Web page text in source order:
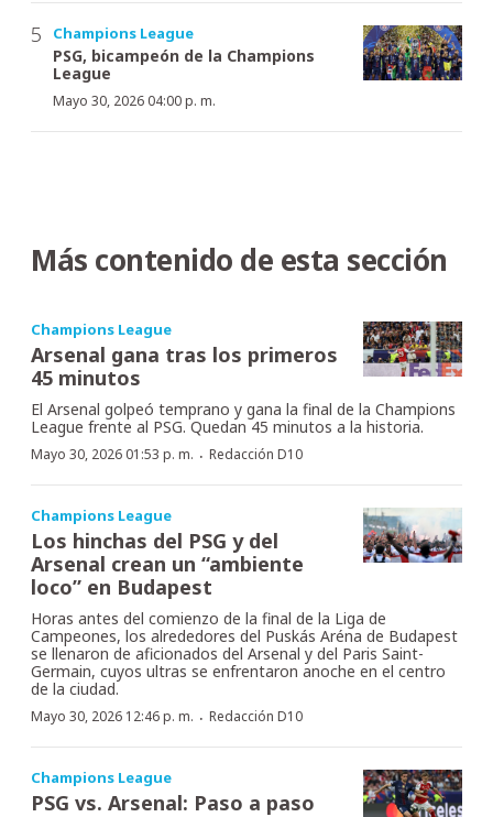
Champions League
PSG, bicampeón de la Champions
League
Mayo 30, 2026 04:00 p. m.
Más contenido de esta sección
Champions League
Arsenal gana tras los primeros
45 minutos
El Arsenal golpeó temprano y gana la final de la Champions
League frente al PSG. Quedan 45 minutos a la historia.
Mayo 30, 2026 01:53 p. m. · Redacción D10
Champions League
Los hinchas del PSG y del
Arsenal crean un “ambiente
loco” en Budapest
Horas antes del comienzo de la final de la Liga de
Campeones, los alrededores del Puskás Aréna de Budapest
se llenaron de aficionados del Arsenal y del Paris Saint-
Germain, cuyos ultras se enfrentaron anoche en el centro
de la ciudad.
Mayo 30, 2026 12:46 p. m. · Redacción D10
Champions League
PSG vs. Arsenal: Paso a paso